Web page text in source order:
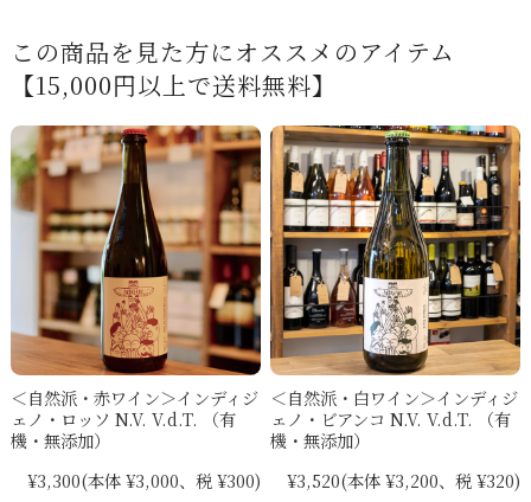
この商品を見た方にオススメのアイテム
【15,000円以上で送料無料】
＜自然派・赤ワイン＞インディジ
ェノ・ロッソ N.V. V.d.T. （有
機・無添加）
¥3,300(本体 ¥3,000、税 ¥300)
＜自然派・白ワイン＞インディジ
ェノ・ビアンコ N.V. V.d.T. （有
機・無添加）
¥3,520(本体 ¥3,200、税 ¥320)